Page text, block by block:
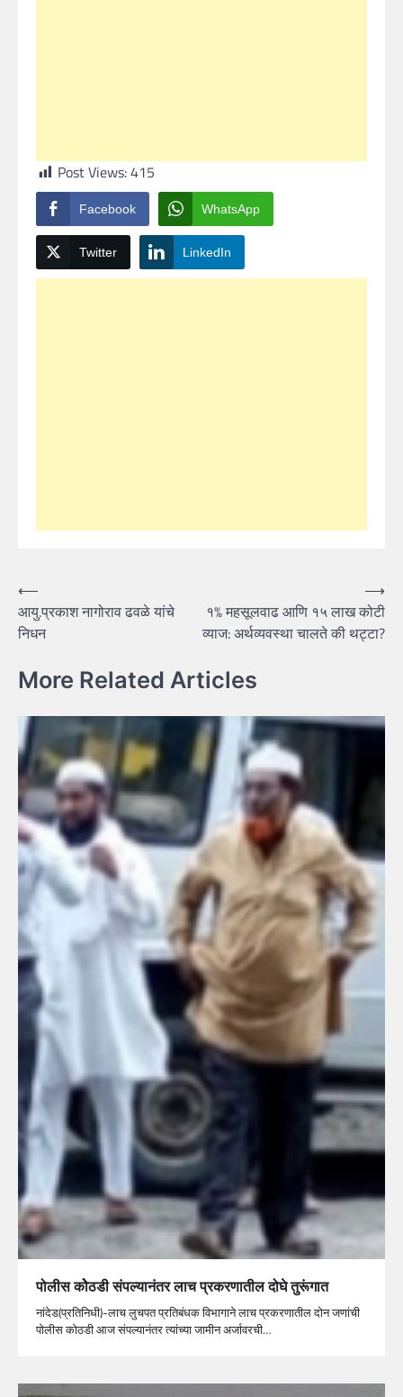
Post Views:415
Facebook WhatsApp
Twitter LinkedIn
Post
navigation
⟵
आयु.प्रकाश नागोराव ढवळे यांचे
निधन
१% महसूलवाढ आणि १५ लाख कोटी
व्याज: अर्थव्यवस्था चालते की थट्टा?
⟶
More Related Articles
पोलीस कोेठडी संपल्यानंतर लाच प्रकरणातील दोघे तुरूंगात
नांदेड(प्रतिनिधी)-लाच लुचपत प्रतिबंधक विभागाने लाच प्रकरणातील दोन जणांची
पोलीस कोठडी आज संपल्यानंतर त्यांच्या जामीन अर्जावरची…